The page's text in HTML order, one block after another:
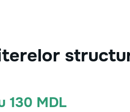
130 MDL